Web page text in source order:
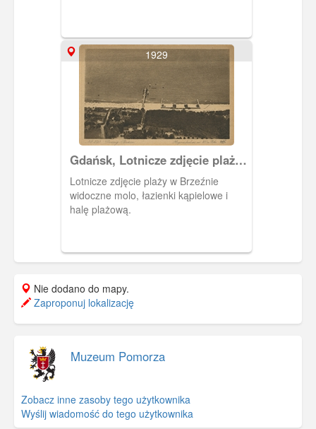
1929
Gdańsk, Lotnicze zdjęcie plaży
w Brzeźnie
Lotnicze zdjęcie plaży w Brzeźnie
widoczne molo, łazienki kąpielowe i
halę plażową.
Nie dodano do mapy.
Zaproponuj lokalizację
Muzeum Pomorza
Zobacz inne zasoby tego użytkownika
Wyślij wiadomość do tego użytkownika